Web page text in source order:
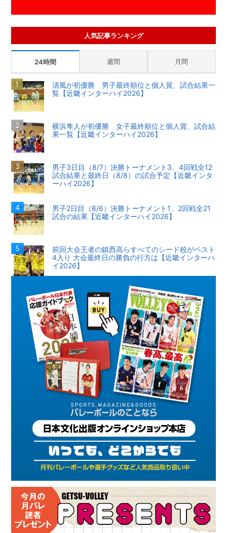
人気記事ランキング
24時間 週間 月間
清風が初優勝 男子最終順位と個人賞、試合結果一
覧【近畿インターハイ2026】
横浜隼人が初優勝 女子最終順位と個人賞、試合結
果一覧【近畿インターハイ2026】
男子3日目（8/7）決勝トーナメント3、4回戦全12
試合結果と最終日（8/8）の試合予定【近畿インタ
ーハイ2026】
男子2日目（8/6）決勝トーナメント1、2回戦全21
試合の結果【近畿インターハイ2026】
前回大会王者の鎮西高らすべてのシード校がベスト
4入り 大会最終日の勝負の行方は【近畿インターハ
イ2026】